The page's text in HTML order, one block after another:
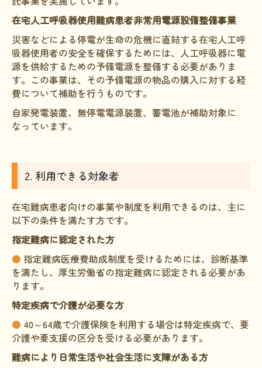
在宅人工呼吸器使用難病患者非常用電源設備整備事業
災害などによる停電が生命の危機に直結する在宅人工呼
吸器使用者の安全を確保するためには、人工呼吸器に電
源を供給するための予備電源を整備する必要がありま
す。この事業は、その予備電源の物品の購入に対する経
費について補助を行うものです。
自家発電装置、無停電電源装置、蓄電池が補助対象に
なっています。
2. 利用できる対象者
在宅難病患者向けの事業や制度を利用できるのは、主に
以下の条件を満たす方です。
指定難病に認定された方
● 指定難病医療費助成制度を受けるためには、診断基準
を満たし、厚生労働省の指定難病に認定される必要があ
ります。
特定疾病で介護が必要な方
● 40～64歳で介護保険を利用する場合は特定疾病で、要
介護や要支援の区分を受ける必要があります。
難病により日常生活や社会生活に支障がある方